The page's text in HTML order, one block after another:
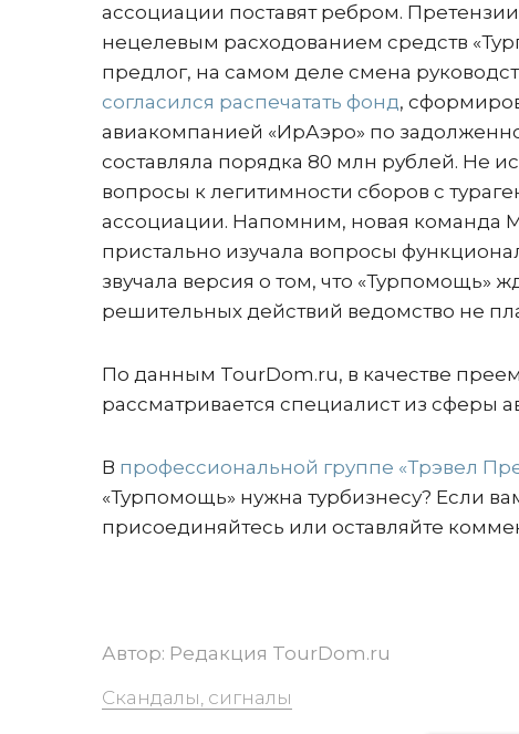
ассоциации поставят ребром.
нецелевым расходованием средств
предлог, на самом деле смена
согласился распечатать фонд,
авиакомпанией «ИрАэро» по
составляла порядка 80 млн рублей. Не
вопросы к легитимности сборов с
ассоциации. Напомним, новая команда
пристально изучала вопросы
звучала версия о том, что «Турпомощь»
решительных действий ведомство не
По данным TourDom.ru, в качестве
рассматривается специалист из сферы
В профессиональной группе «Трэвел
«Турпомощь» нужна турбизнесу? Если
присоединяйтесь или оставляйте
Автор: Редакция TourDom.ru
Скандалы, сигналы